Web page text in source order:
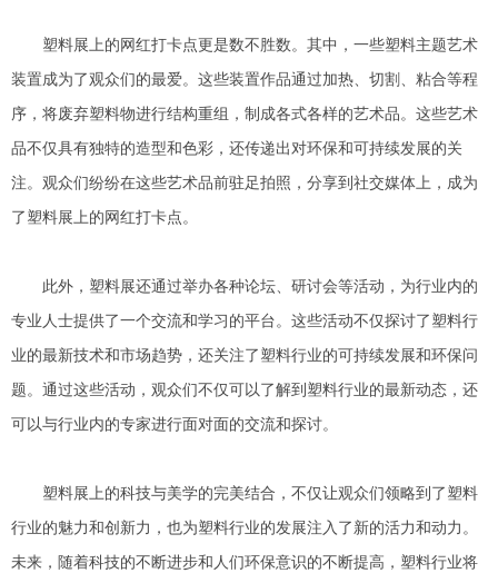
塑料展上的网红打卡点更是数不胜数。其中，一些塑料主题艺术
装置成为了观众们的最爱。这些装置作品通过加热、切割、粘合等程
序，将废弃塑料物进行结构重组，制成各式各样的艺术品。这些艺术
品不仅具有独特的造型和色彩，还传递出对环保和可持续发展的关
注。观众们纷纷在这些艺术品前驻足拍照，分享到社交媒体上，成为
了塑料展上的网红打卡点。
此外，塑料展还通过举办各种论坛、研讨会等活动，为行业内的
专业人士提供了一个交流和学习的平台。这些活动不仅探讨了塑料行
业的最新技术和市场趋势，还关注了塑料行业的可持续发展和环保问
题。通过这些活动，观众们不仅可以了解到塑料行业的最新动态，还
可以与行业内的专家进行面对面的交流和探讨。
塑料展上的科技与美学的完美结合，不仅让观众们领略到了塑料
行业的魅力和创新力，也为塑料行业的发展注入了新的活力和动力。
未来，随着科技的不断进步和人们环保意识的不断提高，塑料行业将